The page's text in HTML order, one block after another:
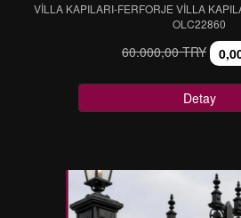
VİLLA KAPILARI-FERFORJE VİLLA
OLC22860
60.000,00 TRY
Detay